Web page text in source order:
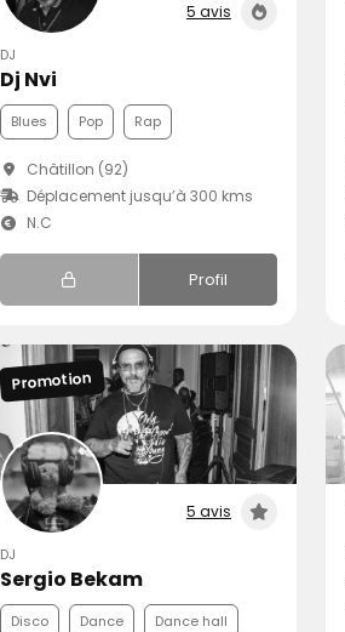
5 avis
DJ
Dj Nvi
Blues Pop Rap
Châtillon (92)
Déplacement jusqu’à 300 kms
N.C
Profil
5 avis
Promotion
DJ
Sergio Bekam
Disco Dance Dance hall